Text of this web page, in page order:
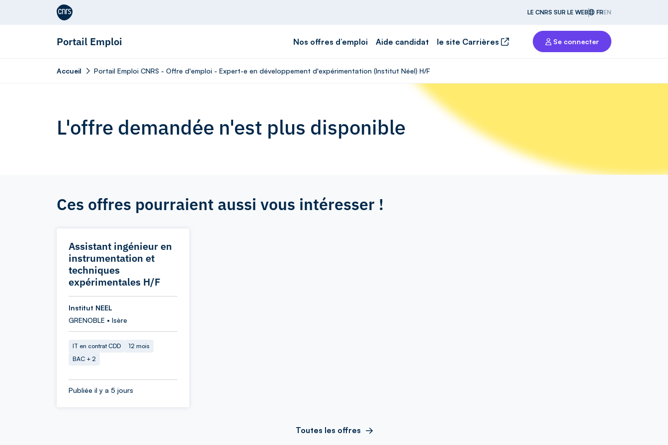
Aller au contenu
LE CNRS SUR LE WEB FREN
Portail Emploi Nos offres d’emploi Aide candidat le site Carrières Se connecter
Accueil Portail Emploi CNRS - Offre d'emploi - Expert-e en développement d'expérimentation (Institut Néel) H/F
L'offre demandée n'est plus disponible
Ces offres pourraient aussi vous intéresser !
Assistant ingénieur en
instrumentation et
techniques
expérimentales H/F
Institut NEEL
GRENOBLE • Isère
IT en contrat CDD
12 mois
BAC + 2
Publiée il y a 5 jours
Toutes les offres